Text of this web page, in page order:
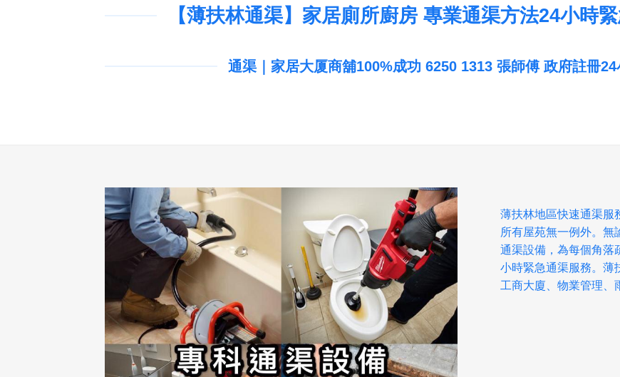
【薄扶林通渠】家居廁所廚房 專業通渠方法24小時
通渠｜家居大厦商舖100%成功 6250 1313 張師傅 政府註冊24
薄扶林地區快速通渠服
所有屋苑無一例外。無
通渠設備，為每個角落
小時緊急通渠服務。薄
工商大廈、物業管理、